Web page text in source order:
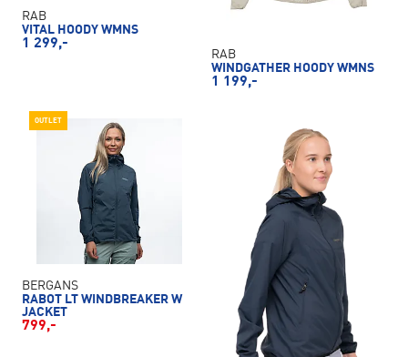
RAB
VITAL HOODY WMNS
1 299,-
RAB
WINDGATHER HOODY WMNS
1 199,-
OUTLET
BERGANS
RABOT LT WINDBREAKER W
JACKET
799,-